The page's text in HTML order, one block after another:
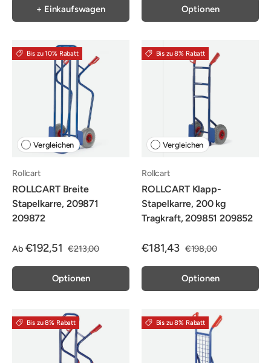
+ Einkaufswagen Optionen
Bis zu 10% Rabatt
Vergleichen
Rollcart
ROLLCART Breite
Stapelkarre, 209871
209872
Ab €192,51 €213,00
Optionen
Bis zu 8% Rabatt
Vergleichen
Rollcart
ROLLCART Klapp-
Stapelkarre, 200 kg
Tragkraft, 209851 209852
€181,43 €198,00
Optionen
Bis zu 8% Rabatt Bis zu 8% Rabatt